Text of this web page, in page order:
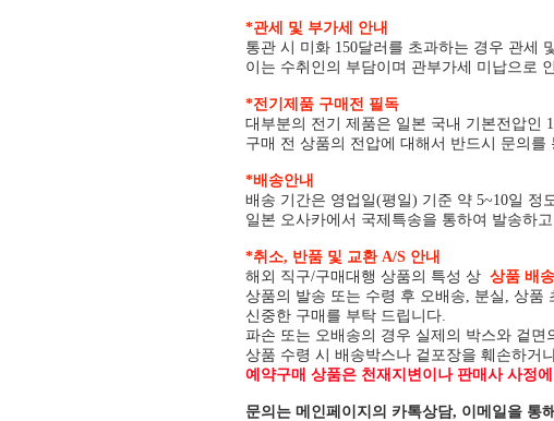
*관세 및 부가세 안내
통관 시 미화 150달러를 초과하는 경우 관세
이는 수취인의 부담이며 관부가세 미납으로
*전기제품 구매전 필독
대부분의 전기 제품은 일본 국내 기본전압인
구매 전 상품의 전압에 대해서 반드시 문의
*배송안내
배송 기간은 영업일(평일) 기준 약 5~10일 정
일본 오사카에서 국제특송을 통하여 발송하
*취소, 반품 및 교환 A/S 안내
해외 직구/구매대행 상품의 특성 상 상품 배
상품의 발송 또는 수령 후 오배송, 분실, 상품
신중한 구매를 부탁 드립니다.
파손 또는 오배송의 경우 실제의 박스와 겉면
상품 수령 시 배송박스나 겉포장을 훼손하거
예약구매 상품은 천재지변이나 판매사 사정
문의는 메인페이지의 카톡상담, 이메일을 통